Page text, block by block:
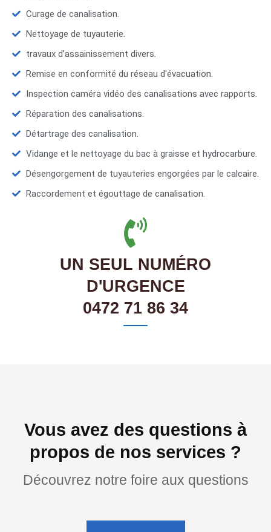
Curage de canalisation.
Nettoyage de tuyauterie.
travaux d’assainissement divers.
Remise en conformité du réseau d'évacuation.
Inspection caméra vidéo des canalisations avec rapports.
Réparation des canalisations.
Détartrage des canalisation.
Vidange et le nettoyage du bac à graisse et hydrocarbure.
Désengorgement de tuyauteries engorgées par le calcaire.
Raccordement et égouttage de canalisation.
UN SEUL NUMÉRO
D'URGENCE
0472 71 86 34
Vous avez des questions à
propos de nos services ?
Découvrez notre foire aux questions